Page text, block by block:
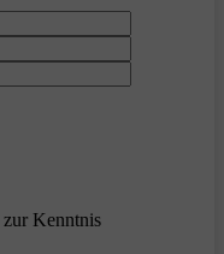
zur Kenntnis